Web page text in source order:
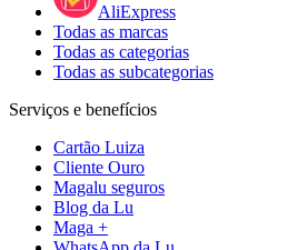
AliExpress
Todas as marcas
Todas as categorias
Todas as subcategorias
Serviços e benefícios
Cartão Luiza
Cliente Ouro
Magalu seguros
Blog da Lu
Maga +